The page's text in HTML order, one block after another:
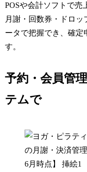
POSや会計ソフトで売
月謝・回数券・ドロッ
ータで把握でき、確定
す。
予約・会員管
テムで